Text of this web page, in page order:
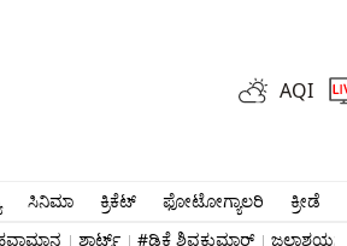
AQI
ಸಿನಿಮಾ ಕ್ರಿಕೆಟ್​ ಫೋಟೋಗ್ಯಾಲರಿ
ಕ್ರೀಡೆ
ಶಾರ್ಟ್ಸ್​ #ಡಿಕೆ ಶಿವಕುಮಾರ್​